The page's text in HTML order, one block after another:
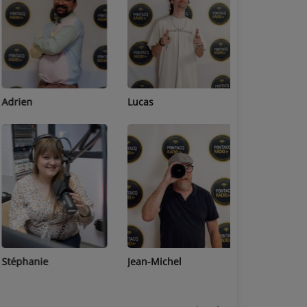
Adrien
Stéphanie
Lucas
Jean-Michel